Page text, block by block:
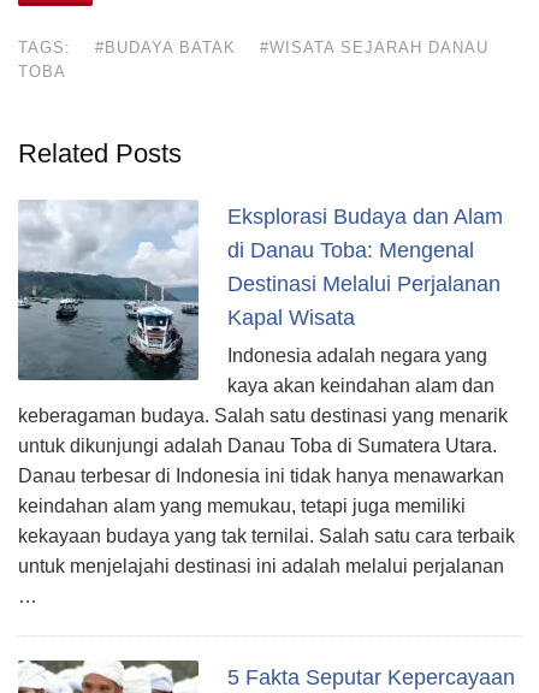
TAGS: #BUDAYA BATAK
#WISATA SEJARAH DANAU
TOBA
Related Posts
Eksplorasi Budaya dan Alam
di Danau Toba: Mengenal
Destinasi Melalui Perjalanan
Kapal Wisata
Indonesia adalah negara yang
kaya akan keindahan alam dan
keberagaman budaya. Salah satu destinasi yang menarik
untuk dikunjungi adalah Danau Toba di Sumatera Utara.
Danau terbesar di Indonesia ini tidak hanya menawarkan
keindahan alam yang memukau, tetapi juga memiliki
kekayaan budaya yang tak ternilai. Salah satu cara terbaik
untuk menjelajahi destinasi ini adalah melalui perjalanan
…
5 Fakta Seputar Kepercayaan